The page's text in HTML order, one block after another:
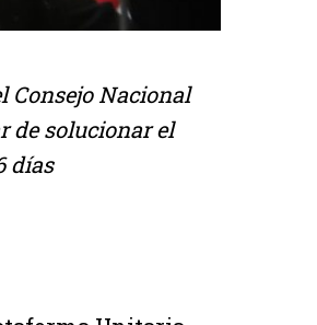
Consejo Nacional
de solucionar el
días